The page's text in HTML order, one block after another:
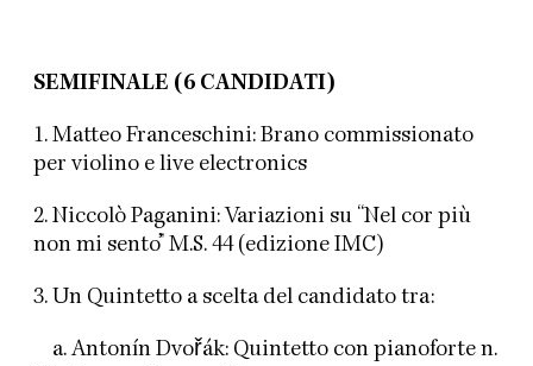
SEMIFINALE (6 CANDIDATI)
1. Matteo Franceschini: Brano commissionato
per violino e live electronics
2. Niccolò Paganini: Variazioni su “Nel cor più
non mi sento” M.S. 44 (edizione IMC)
3. Un Quintetto a scelta del candidato tra:
a. Antonín Dvořák: Quintetto con pianoforte n.